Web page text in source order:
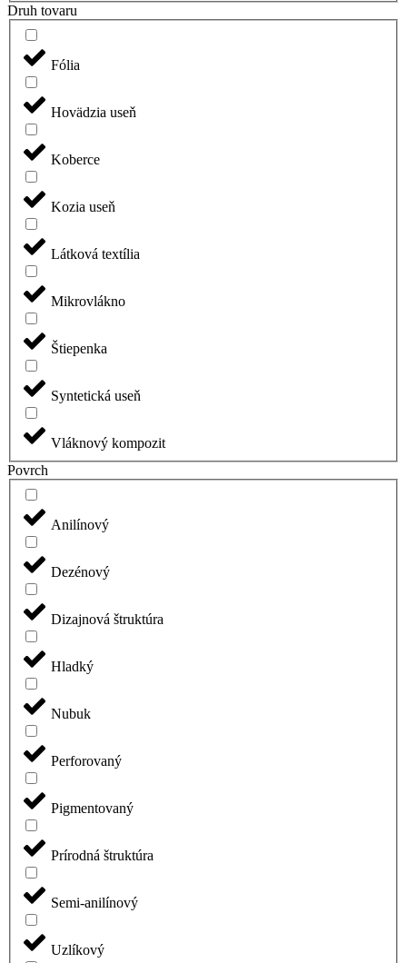
Druh tovaru
Fólia
Hovädzia useň
Koberce
Kozia useň
Látková textília
Mikrovlákno
Štiepenka
Syntetická useň
Vláknový kompozit
Povrch
Anilínový
Dezénový
Dizajnová štruktúra
Hladký
Nubuk
Perforovaný
Pigmentovaný
Prírodná štruktúra
Semi-anilínový
Uzlíkový